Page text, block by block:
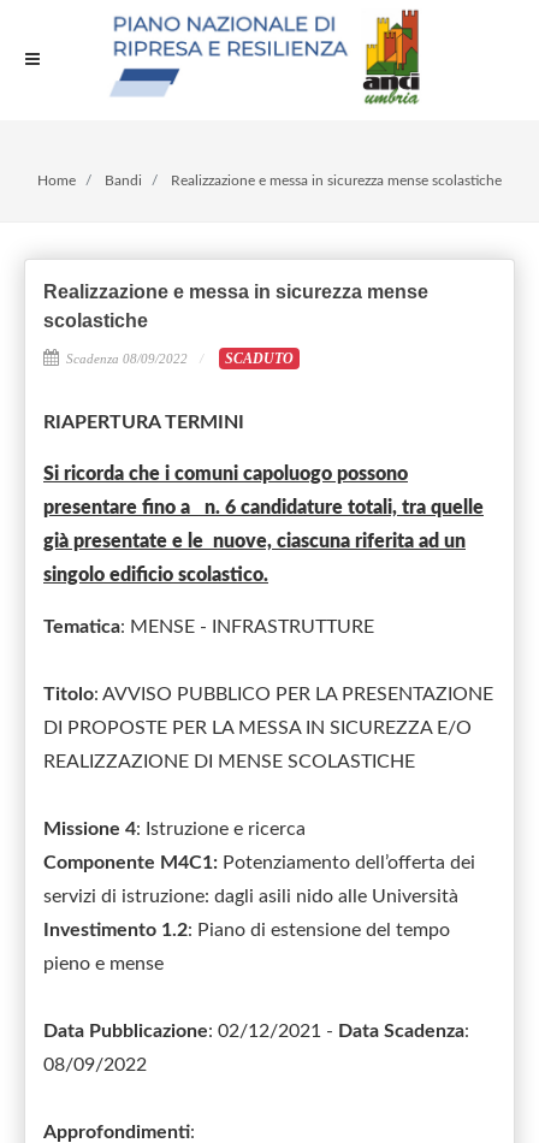
Home Bandi Realizzazione e messa in sicurezza mense scolastiche
Realizzazione e messa in sicurezza mense
scolastiche
Scadenza 08/09/2022 SCADUTO
RIAPERTURA TERMINI
Si ricorda che i comuni capoluogo possono
presentare fino a n. 6 candidature totali, tra quelle
già presentate e le nuove, ciascuna riferita ad un
singolo edificio scolastico.
Tematica: MENSE - INFRASTRUTTURE
Titolo: AVVISO PUBBLICO PER LA PRESENTAZIONE
DI PROPOSTE PER LA MESSA IN SICUREZZA E/O
REALIZZAZIONE DI MENSE SCOLASTICHE
Missione 4: Istruzione e ricerca
Componente M4C1: Potenziamento dell’offerta dei
servizi di istruzione: dagli asili nido alle Università
Investimento 1.2: Piano di estensione del tempo
pieno e mense
Data Pubblicazione: 02/12/2021 - Data Scadenza:
08/09/2022
Approfondimenti: